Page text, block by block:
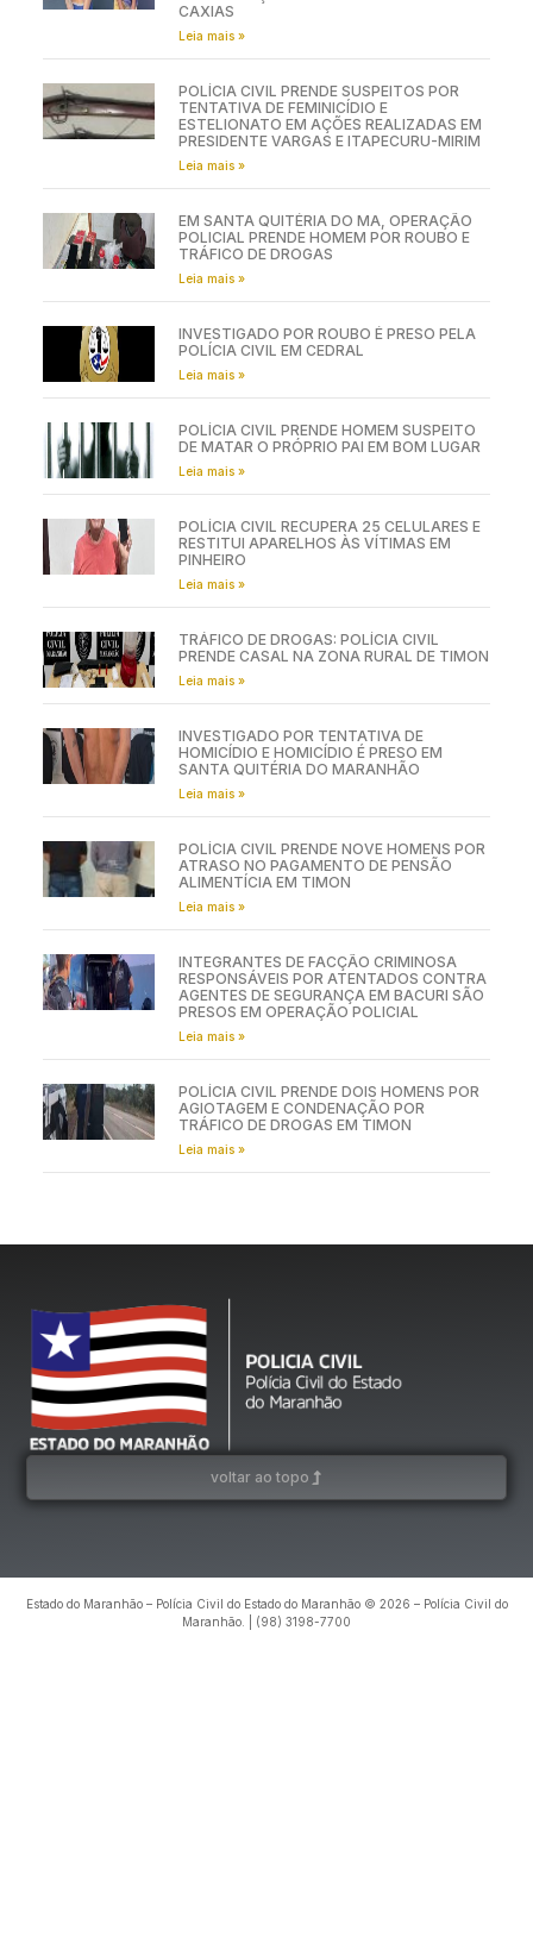
CAXIAS
Leia mais »
POLÍCIA CIVIL PRENDE SUSPEITOS POR
TENTATIVA DE FEMINICÍDIO E
ESTELIONATO EM AÇÕES REALIZADAS EM
PRESIDENTE VARGAS E ITAPECURU-MIRIM
Leia mais »
EM SANTA QUITÉRIA DO MA, OPERAÇÃO
POLICIAL PRENDE HOMEM POR ROUBO E
TRÁFICO DE DROGAS
Leia mais »
INVESTIGADO POR ROUBO É PRESO PELA
POLÍCIA CIVIL EM CEDRAL
Leia mais »
POLÍCIA CIVIL PRENDE HOMEM SUSPEITO
DE MATAR O PRÓPRIO PAI EM BOM LUGAR
Leia mais »
POLÍCIA CIVIL RECUPERA 25 CELULARES E
RESTITUI APARELHOS ÀS VÍTIMAS EM
PINHEIRO
Leia mais »
TRÁFICO DE DROGAS: POLÍCIA CIVIL
PRENDE CASAL NA ZONA RURAL DE TIMON
Leia mais »
INVESTIGADO POR TENTATIVA DE
HOMICÍDIO E HOMICÍDIO É PRESO EM
SANTA QUITÉRIA DO MARANHÃO
Leia mais »
POLÍCIA CIVIL PRENDE NOVE HOMENS POR
ATRASO NO PAGAMENTO DE PENSÃO
ALIMENTÍCIA EM TIMON
Leia mais »
INTEGRANTES DE FACÇÃO CRIMINOSA
RESPONSÁVEIS POR ATENTADOS CONTRA
AGENTES DE SEGURANÇA EM BACURI SÃO
PRESOS EM OPERAÇÃO POLICIAL
Leia mais »
POLÍCIA CIVIL PRENDE DOIS HOMENS POR
AGIOTAGEM E CONDENAÇÃO POR
TRÁFICO DE DROGAS EM TIMON
Leia mais »
voltar ao topo
Estado do Maranhão – Polícia Civil do Estado do Maranhão © 2026 – Polícia Civil do
Maranhão. | (98) 3198-7700